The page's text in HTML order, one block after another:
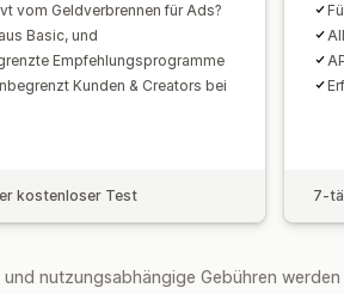
vom Geldverbrennen für Ads?
Basic, und
Empfehlungsprogramme
Kunden & Creators bei
kostenloser Test 7-
nutzungsabhängige Gebühren